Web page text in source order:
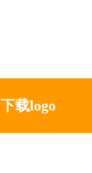
下载logo